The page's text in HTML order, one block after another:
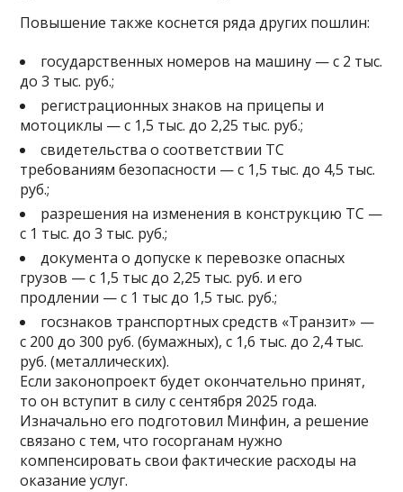
Повышение также коснется ряда других пошлин:
государственных номеров на машину — с 2 тыс.
до 3 тыс. руб.;
регистрационных знаков на прицепы и
мотоциклы — с 1,5 тыс. до 2,25 тыс. руб.;
свидетельства о соответствии ТС
требованиям безопасности — с 1,5 тыс. до 4,5 тыс.
руб.;
разрешения на изменения в конструкцию ТС —
с 1 тыс. до 3 тыс. руб.;
документа о допуске к перевозке опасных
грузов — с 1,5 тыс до 2,25 тыс. руб. и его
продлении — с 1 тыс до 1,5 тыс. руб.;
госзнаков транспортных средств «Транзит» —
с 200 до 300 руб. (бумажных), с 1,6 тыс. до 2,4 тыс.
руб. (металлических).
Если законопроект будет окончательно принят,
то он вступит в силу с сентября 2025 года.
Изначально его подготовил Минфин, а решение
связано с тем, что госорганам нужно
компенсировать свои фактические расходы на
оказание услуг.